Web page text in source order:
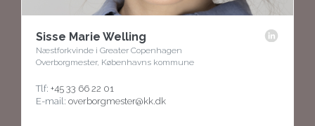
Sisse Marie Welling
Næstforkvinde i Greater Copenhagen
Overborgmester, Københavns kommune
Tlf: +45 33 66 22 01
E-mail: overborgmester@kk.dk